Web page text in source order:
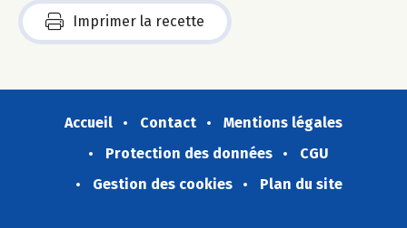
Imprimer la recette
Accueil Contact
Mentions légales
Protection des données
CGU
Gestion des cookies
Plan du site